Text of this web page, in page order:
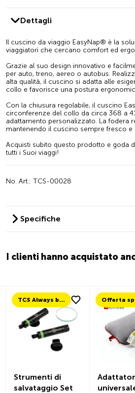
Dettagli
Il cuscino da viaggio EasyNap® è la
viaggiatori che cercano comfort ed
Grazie al suo design innovativo e
per auto, treno, aereo o autobus.
alta qualità, il cuscino si adatta alle
collo e favorisce una postura
Con la chiusura regolabile, il cuscino
circonferenze del collo da circa 368 a
adattamento personalizzato. La fodera
mantenendo il cuscino sempre fresco e
Acquisti subito questo prodotto e goda
tutti i Suoi viaggi!
No. Art.: TCS-00028
Specifiche
I clienti hanno acquistato
TCS Always by my side
Strumenti di
salvataggio Set